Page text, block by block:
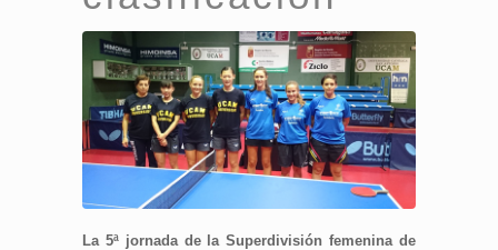
La 5ª jornada de la Superdivisión femenina de